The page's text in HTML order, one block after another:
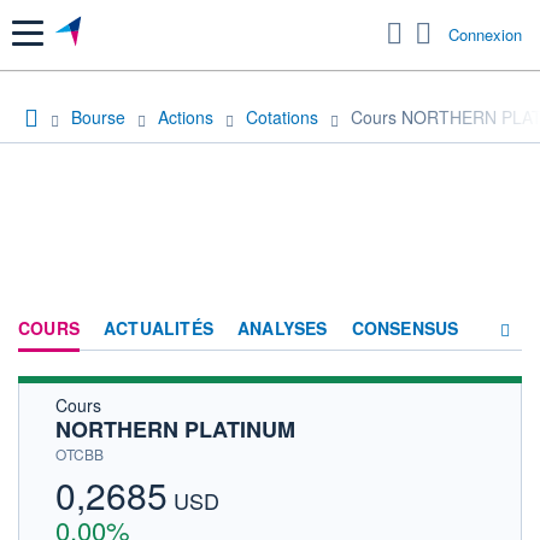
Menu Connexion
Bourse Actions Cotations Cours NORTHERN
COURS ACTUALITÉS ANALYSES CONSENSUS
Cours
NORTHERN PLATINUM
OTCBB
0,2685 USD
0,00%